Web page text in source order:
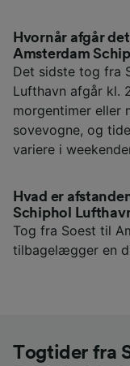
Hvornår afgår
Amsterdam
Det sidste tog fra
Lufthavn afgår kl.
morgentimer eller
sovevogne, og
variere i
Hvad er
Schiphol
Tog fra Soest til
tilbagelægger en
Togtider fra